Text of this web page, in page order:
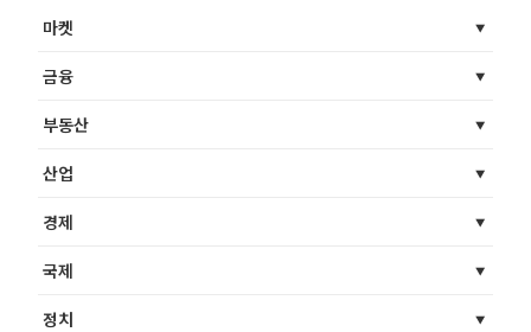
마켓
금융
부동산
산업
경제
국제
정치